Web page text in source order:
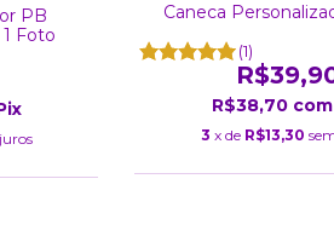
PB
Foto
Caneca
(1)
R$38,70 com
3 x de R$13,30